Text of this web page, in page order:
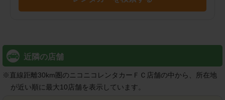
近隣の店舗
※直線距離30km圏のニコニコレンタカーＦＣ店舗の中から、所在地
が近い順に最大10店舗を表示しています。